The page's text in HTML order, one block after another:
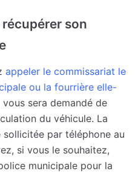
son
appeler le commissariat le
ou la fourrière elle-
sera demandé de
du véhicule. La
par téléphone au
si vous le souhaitez,
municipale pour la